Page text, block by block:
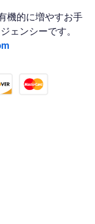
機的に増やすお手
ェンシーです。